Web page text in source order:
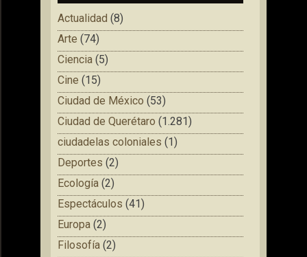
Actualidad (8)
Arte (74)
Ciencia (5)
Cine (15)
Ciudad de México (53)
Ciudad de Querétaro (1.281)
ciudadelas coloniales (1)
Deportes (2)
Ecología (2)
Espectáculos (41)
Europa (2)
Filosofía (2)